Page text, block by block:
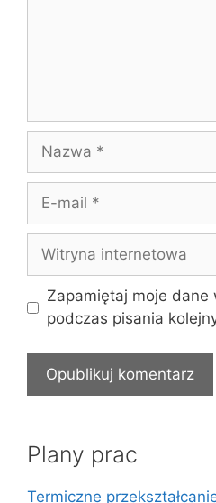
Nazwa
Witryna
internetowa
Zapamiętaj moje dane
podczas pisania
Plany prac
Termiczne